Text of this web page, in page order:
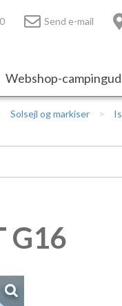
Send e-mail
Webshop-
Solsejl og markiser
G16